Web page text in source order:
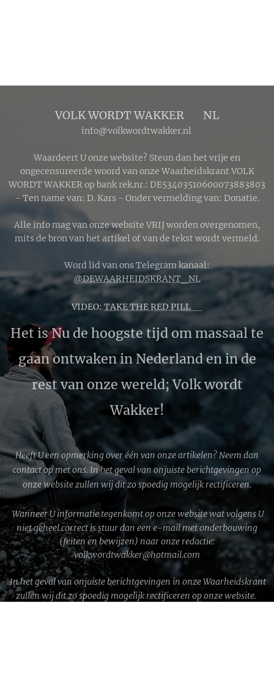
VOLK WORDT WAKKER 🔴 NL
info@volkwordtwakker.nl
Waardeert U onze website? Steun dan het vrije en
ongecensureerde woord van onze Waarheidskrant VOLK
WORDT WAKKER op bank rek.nr.: DE53403510600073883803
- Ten name van: D. Kars - Onder vermelding van: Donatie.
Alle info mag van onze website VRIJ worden overgenomen,
mits de bron van het artikel of van de tekst wordt vermeld.
Word lid van ons Telegram kanaal:
@DEWAARHEIDSKRANT_NL
VIDEO: TAKE THE RED PILL 🔴
Het is Nu de hoogste tijd om massaal te
gaan ontwaken in Nederland en in de
rest van onze wereld; Volk wordt
Wakker!
Heeft U een opmerking over één van onze artikelen? Neem dan
contact op met ons. In het geval van onjuiste berichtgevingen op
onze website zullen wij dit zo spoedig mogelijk rectificeren.
Wanneer U informatie tegenkomt op onze website wat volgens U
niet geheel correct is stuur dan een e-mail met onderbouwing
(feiten en bewijzen) naar onze redactie:
volkwordtwakker@hotmail.com
In het geval van onjuiste berichtgevingen in onze Waarheidskrant
zullen wij dit zo spoedig mogelijk rectificeren op onze website.